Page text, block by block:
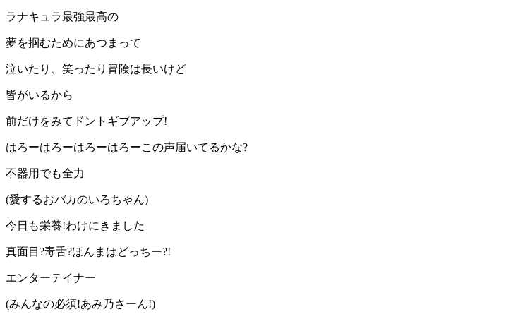
ラナキュラ最強最高の
夢を掴むためにあつまって
泣いたり、笑ったり冒険は長いけど
皆がいるから
前だけをみてドントギブアップ!
はろーはろーはろーはろーこの声届いてるかな?
不器用でも全力
(愛するおバカのいろちゃん)
今日も栄養!わけにきました
真面目?毒舌?ほんまはどっちー?!
エンターテイナー
(みんなの必須!あみ乃さーん!)